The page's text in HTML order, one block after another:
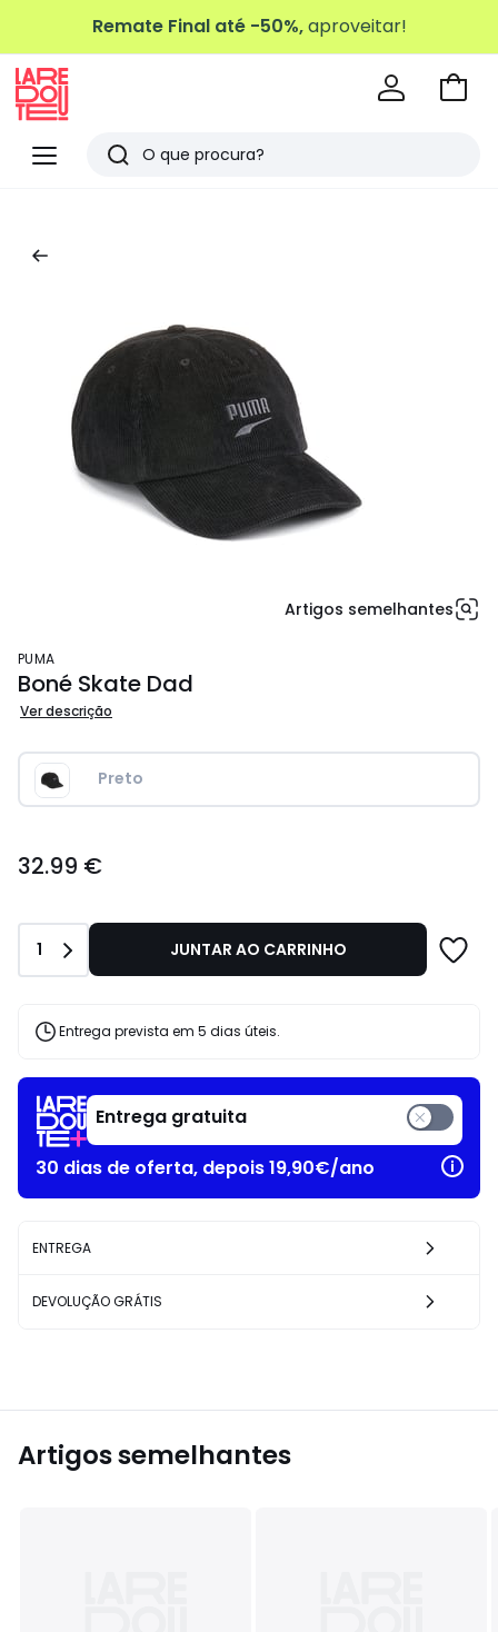
Remate Final até -50%,aproveitar!
Menu
Redoute
Pesquisar
Ir
Artigos semelhantes
PUMA
Boné Skate Dad
Ver descrição
Preto
€.
32.99 €
Quantidade
1 JUNTAR AO CARRINHO
Entrega prevista em 5 dias úteis.
Entrega gratuita
30 dias de oferta, depois 19,90€/ano
ENTREGA
DEVOLUÇÃO GRÁTIS
Artigos semelhantes